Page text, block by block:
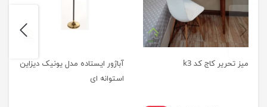
میز تحریر کاج کد k3
آباژور ایستاده مدل یونیک دیزاین
استوانه ای
previus